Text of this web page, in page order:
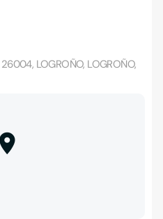
LOGROÑO, LOGROÑO,